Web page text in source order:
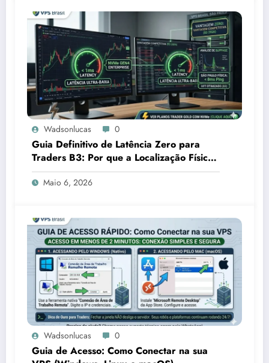
Wadsonlucas 0
Guia Definitivo de Latência Zero para
Traders B3: Por que a Localização Física
em São Paulo é sua Vantagem
Competitiva
Maio 6, 2026
Wadsonlucas 0
Guia de Acesso: Como Conectar na sua